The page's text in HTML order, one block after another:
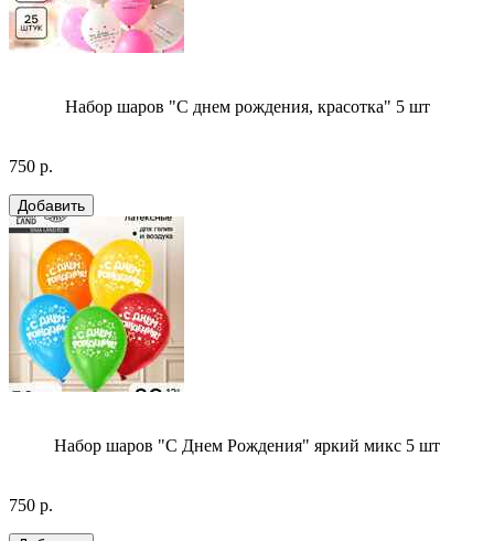
Набор шаров "С днем рождения, красотка" 5 шт
750 р.
Набор шаров "С Днем Рождения" яркий микс 5 шт
750 р.